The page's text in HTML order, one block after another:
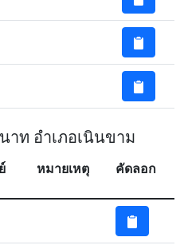
ท อำเภอเนินขาม
หมายเหตุ คัดลอก